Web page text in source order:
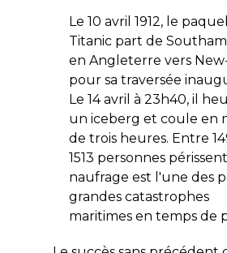
Le 10 avril 1912, le
Titanic part de
en Angleterre vers
pour sa traversée
Le 14 avril à 23h40, il
un iceberg et coule en
de trois heures. Entre
1513 personnes
naufrage est l'une des
grandes catastrophes
maritimes en temps de